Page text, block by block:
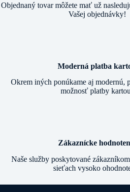
Objednaný tovar môžete mať už
Vašej objednávky!
Moderná platba
Okrem iných ponúkame aj modernú,
možnosť platby
Zákaznícke
Naše služby poskytované
sieťach vysoko